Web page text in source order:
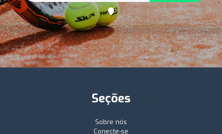
Seções
Sobre nós
Conecte-se